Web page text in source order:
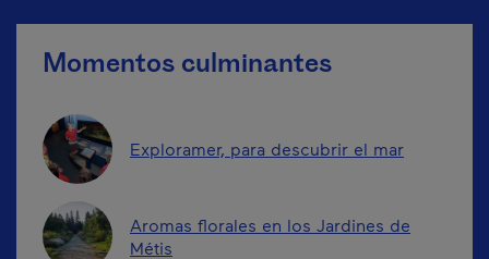
Momentos culminantes
Exploramer, para descubrir el mar
Aromas florales en los Jardines de
Métis